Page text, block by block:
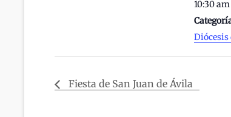
10:30
Diócesis
Fiesta de San Juan de Ávila